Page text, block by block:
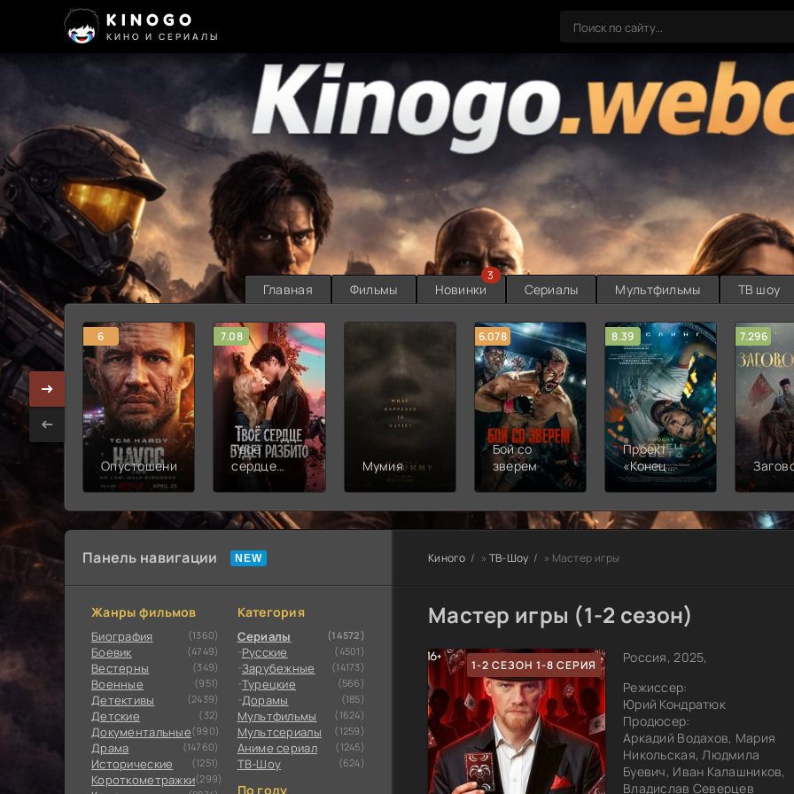
KINOGO
КИНО И СЕРИАЛЫ
Главная Фильмы Новинки
3
Сериалы Мультфильмы ТВ шоу
6
Опустошение
7.08
Твоё
сердце
Мумия
6.078
Бой со
зверем
8.39
Проект
«Конец
света»
7.296
Панель навигации
Жанры фильмов
Биография (1360)
Боевик (4749)
Вестерны (349)
Военные (951)
Детективы (2439)
Детские (32)
Документальные(990)
Драма (14760)
Исторические (1251)
Короткометражки(299)
Категория
Сериалы (14572)
Русские (4501)
Зарубежные (14173)
Турецкие (566)
Дорамы (185)
Мультфильмы (1624)
Мультсериалы (1259)
Аниме сериал (1245)
ТВ-Шоу (624)
По году
Киного » ТВ-Шоу » Мастер игры
Мастер игры (1-2 сезон)
1-2 СЕЗОН 1-8 СЕРИЯ
Россия, 2025,
Режиссер:
Юрий Кондратюк
Продюсер:
Аркадий Водахов, Мария
Никольская, Людмила
Буевич, Иван Калашников,
Владислав Северцев